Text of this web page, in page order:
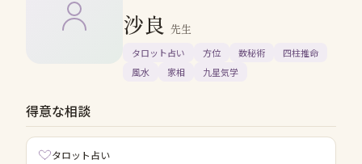
沙良 先生
タロット占い 方位 数秘術
四柱推命
風水
家相 九星気学
得意な相談
タロット占い